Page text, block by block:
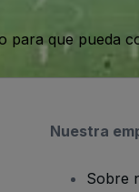
para que pueda
Nuestra
Sobre